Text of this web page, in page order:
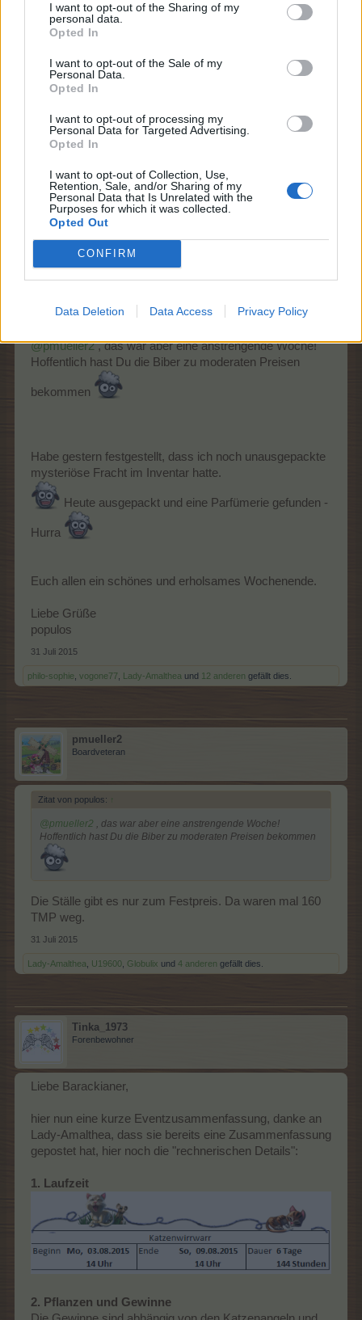
I want to opt-out of the Sharing of my
personal data.
Opted In
I want to opt-out of the Sale of my
Personal Data.
Opted In
I want to opt-out of processing my
Personal Data for Targeted Advertising.
Opted In
I want to opt-out of Collection, Use,
Retention, Sale, and/or Sharing of my
Personal Data that Is Unrelated with the
Purposes for which it was collected.
Opted Out
CONFIRM
Data Deletion Data Access Privacy Policy
In dem "Alter" erinnert man sich bestimmt gerne an die
ältere Menschen (und Katzen?) werden gern sentimental
zum Vergrößern auf das Bild klicken
Zitat von Lady-Amalthea:↑
Ich bin mal gespannt, wer als nächstes Level 100 erreicht.
Aber ich nehme mal an, dass Lex der nächste sein dürfte.
@Lady-Amalthea
@pmueller2, das war aber eine anstrengende Woche!
Hoffentlich hast Du die Biber zu moderaten Preisen
bekommen
Habe gestern festgestellt, dass ich noch unausgepackte
mysteriöse Fracht im Inventar hatte.
Heute ausgepackt und eine Parfümerie gefunden -
Hurra
Euch allen ein schönes und erholsames Wochenende.
Liebe Grüße
populos
31 Juli 2015
philo-sophie vogone77 Lady-Amalthea und 12 anderen gefällt dies.
pmueller2
Boardveteran
Zitat von populos: ↑
@pmueller2 , das war aber eine anstrengende Woche!
Hoffentlich hast Du die Biber zu moderaten Preisen bekommen
Die Ställe gibt es nur zum Festpreis. Da waren mal 160
TMP weg.
31 Juli 2015
Lady-Amalthea U19600 Globulix und 4 anderen gefällt dies.
Tinka_1973
Forenbewohner
Liebe Barackianer,
hier nun eine kurze Eventzusammenfassung, danke an
Lady-Amalthea, dass sie bereits eine Zusammenfassung
gepostet hat, hier noch die "rechnerischen Details":
1. Laufzeit
2. Pflanzen und Gewinne